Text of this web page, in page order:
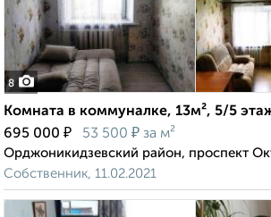
8
Комната в коммуналке, 13м², 5/5
695 000 ₽ 53 500 ₽ за м²
Орджоникидзевский район, проспект
Собственник, 11.02.2021